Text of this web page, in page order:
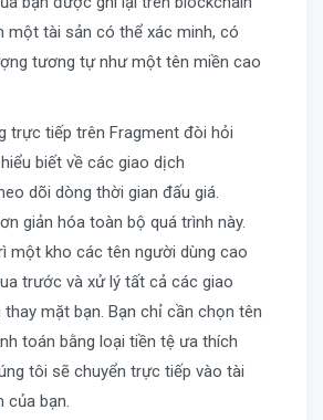
một tài sản có thể xác minh, có
tương tự như một tên miền cao
trực tiếp trên Fragment đòi hỏi
biết về các giao dịch
dõi dòng thời gian đấu giá.
giản hóa toàn bộ quá trình này.
một kho các tên người dùng cao
trước và xử lý tất cả các giao
mặt bạn. Bạn chỉ cần chọn tên
toán bằng loại tiền tệ ưa thích
tôi sẽ chuyển trực tiếp vào tài
của bạn.